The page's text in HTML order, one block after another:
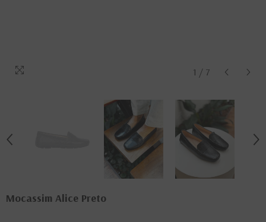
1 / 7
Mocassim Alice Preto